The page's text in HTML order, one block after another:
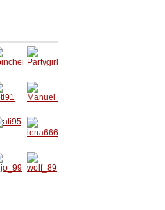
Partygi
rl020
Manuel
_Kopf
lena666